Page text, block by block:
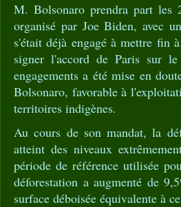
M. Bolsonaro prendra part
organisé par Joe Biden, avec
s'était déjà engagé à mettre fin
signer l'accord de Paris sur
engagements a été mise en
Bolsonaro, favorable à
territoires indigènes.
Au cours de son mandat, la
atteint des niveaux
période de référence utilisée
déforestation a augmenté de
surface déboisée équivalente à